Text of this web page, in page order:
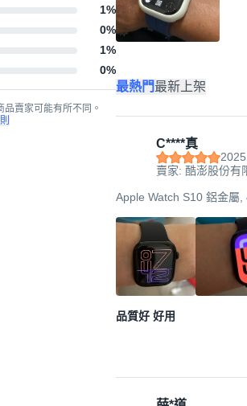
1%
0%
1%
0%
賣家可能有所不同。
最熱門最新上架
C****真
賣家: 酷澎股份有
Apple Watch S10 鋁金屬
品質好 好用